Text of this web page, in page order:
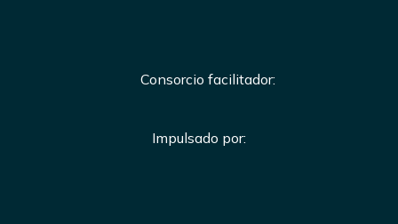
Consorcio facilitador:
Impulsado por: